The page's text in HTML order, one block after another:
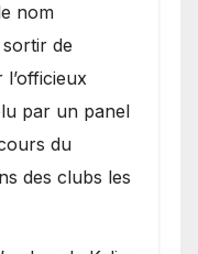
nom
sortir de
par un panel
du
des clubs les